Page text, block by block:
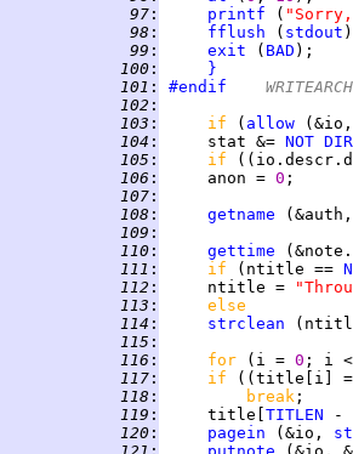
  97
: printf (
  98
: fflush ( stdout
  99
: exit ( BAD
100 :
}
101 : #endif
	WRITEARCH
102 :
103 : if ( allow
104 :
     stat &=
NOT
105 : if
106 :
     anon =
0
107 :
108 : getname
109 :
110 :
gettime
111 : if (ntitle ==
112 :
     ntitle =
113 :
else
114 : strclean
115 :
116 : for (i = 0 ; i
117 : if
((title[i] =
118 : break
119 :
     title[
TITLEN -
120 : pagein (&io,